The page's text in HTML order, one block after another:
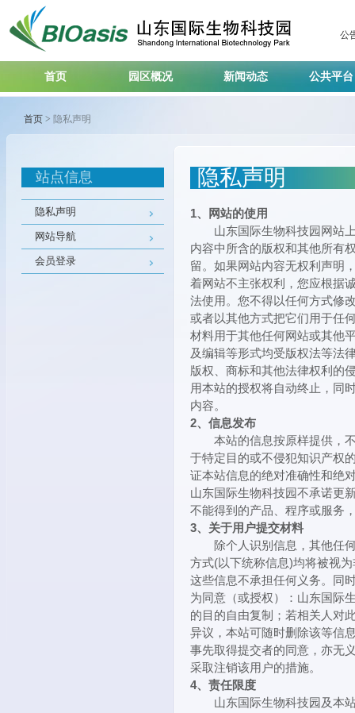
公
首页 园区概况 新闻动态 公共平
首页 > 隐私声明
站点信息
隐私声明
网站导航
会员登录
隐私声明
1、网站的使用
山东国际生物科技园网站上
内容中所含的版权和其他所有
留。如果网站内容无权利声明
着网站不主张权利，您应根据
法使用。您不得以任何方式修
或者以其他方式把它们用于任
材料用于其他任何网站或其他
及编辑等形式均受版权法等法
版权、商标和其他法律权利的
用本站的授权将自动终止，同
内容。
2、信息发布
本站的信息按原样提供，不
于特定目的或不侵犯知识产权
证本站信息的绝对准确性和绝
山东国际生物科技园不承诺更
不能得到的产品、程序或服务
3、关于用户提交材料
除个人识别信息，其他任何
方式(以下统称信息)均将被视
这些信息不承担任何义务。同
为同意（或授权）：山东国际
的目的自由复制；若相关人对
异议，本站可随时删除该等信
事先取得提交者的同意，亦无
采取注销该用户的措施。
4、责任限度
山东国际生物科技园及本站